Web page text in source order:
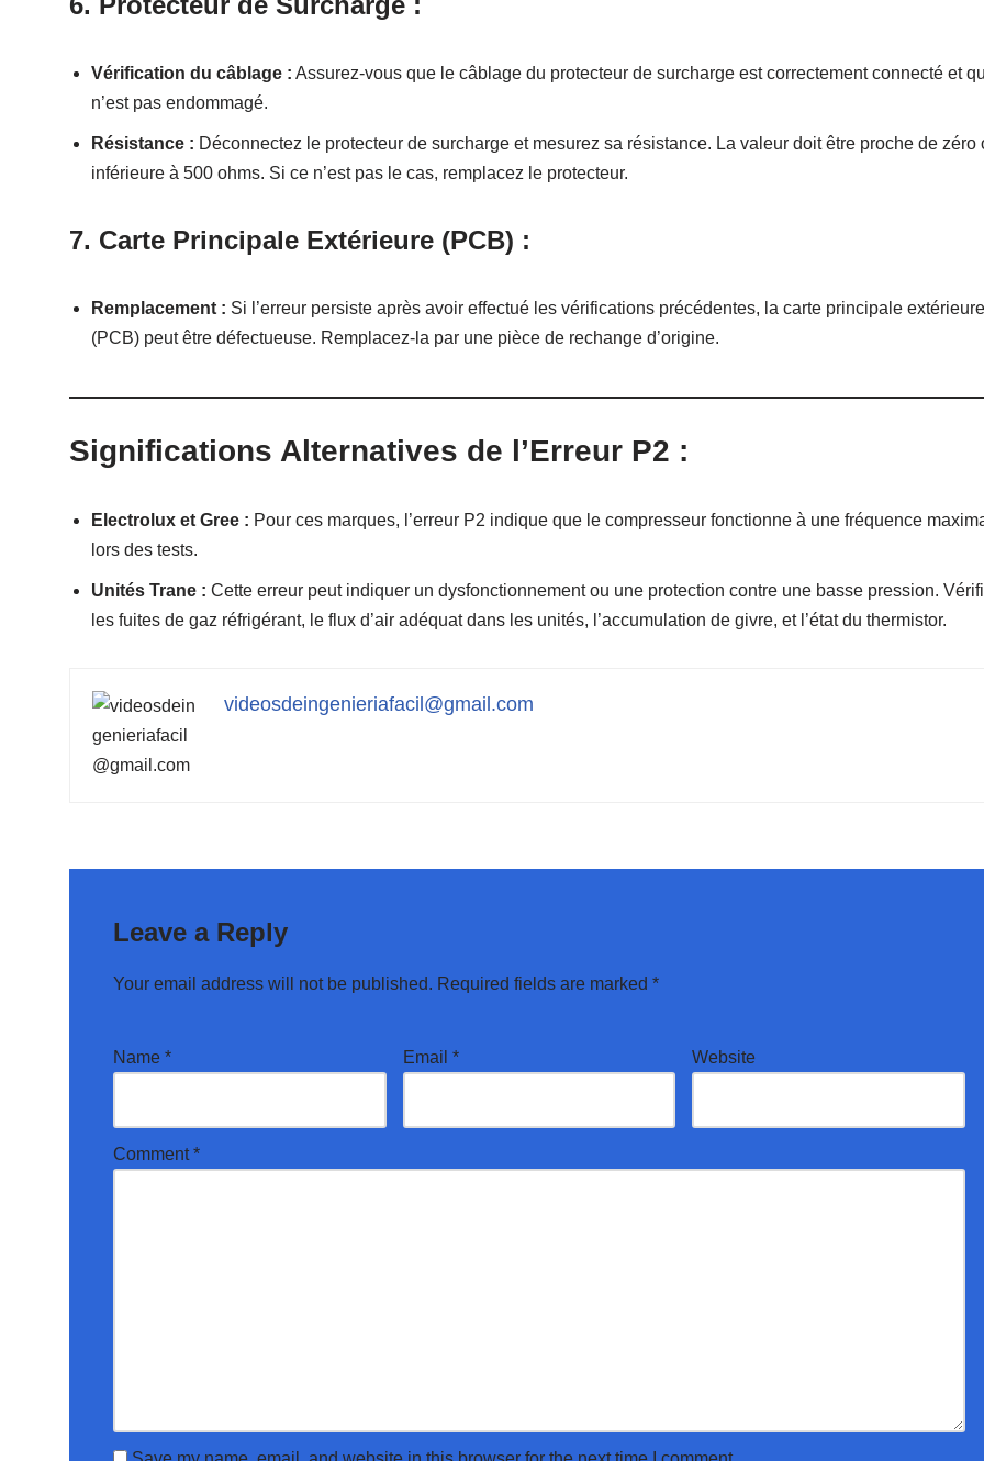
Vérification du câblage : Assurez-vous que le câblage du protecteur de surcharge est correctement connecté et
n’est pas endommagé.
Résistance : Déconnectez le protecteur de surcharge et mesurez sa résistance. La valeur doit être proche de zéro
inférieure à 500 ohms. Si ce n’est pas le cas, remplacez le protecteur.
7. Carte Principale Extérieure (PCB) :
Remplacement : Si l’erreur persiste après avoir effectué les vérifications précédentes, la carte principale extérieure
(PCB) peut être défectueuse. Remplacez-la par une pièce de rechange d’origine.
Significations Alternatives de l’Erreur P2 :
Electrolux et Gree : Pour ces marques, l’erreur P2 indique que le compresseur fonctionne à une fréquence
lors des tests.
Unités Trane : Cette erreur peut indiquer un dysfonctionnement ou une protection contre une basse pression.
les fuites de gaz réfrigérant, le flux d’air adéquat dans les unités, l’accumulation de givre, et l’état du thermistor.
videosdeingenieriafacil@gmail.com
Leave a Reply
Your email address will not be published. Required fields are marked *
Name * Email * Website
Comment*